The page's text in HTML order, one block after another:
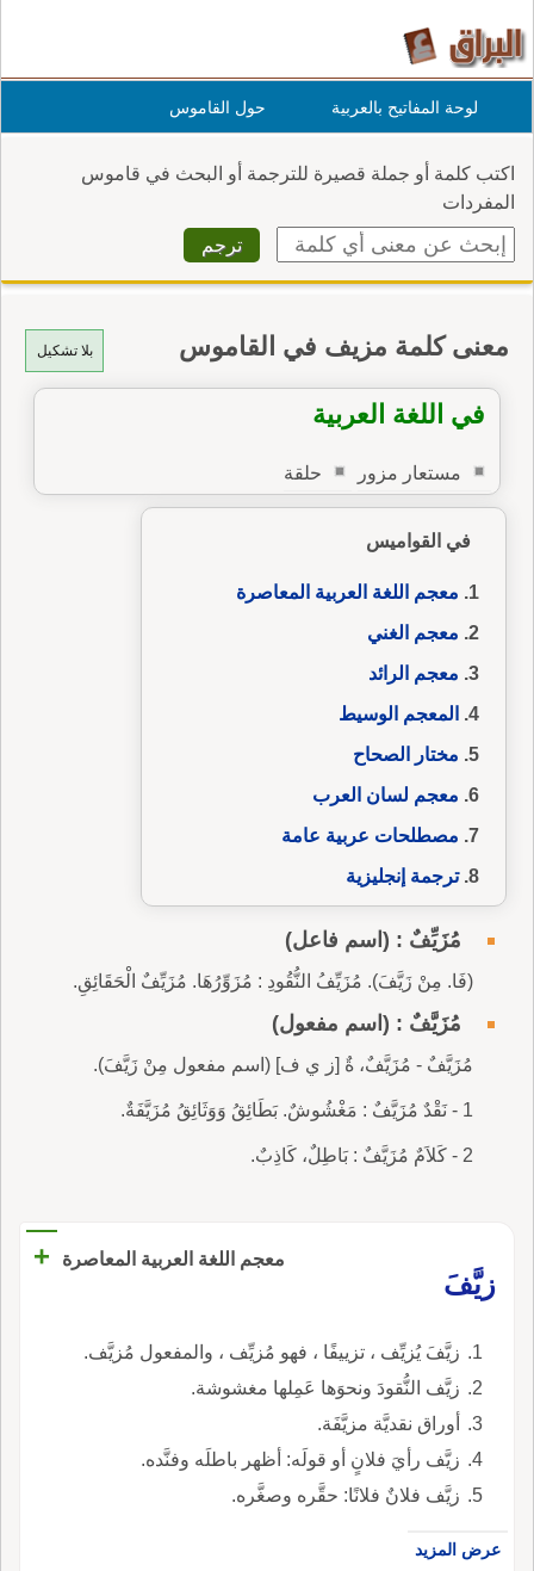
لوحة المفاتيح بالعربية حول القاموس
اكتب كلمة أو جملة قصيرة للترجمة أو البحث في قاموس
المفردات
بلا تشكيل معنى كلمة مزيف في القاموس
في اللغة العربية
مستعار مزور حلقة
في القواميس
معجم اللغة العربية المعاصرة
معجم الغني
معجم الرائد
المعجم الوسيط
مختار الصحاح
معجم لسان العرب
مصطلحات عربية عامة
ترجمة إنجليزية
مُزَيِّفٌ : (اسم فاعل)
(فَا. مِنْ زَيَّفَ). مُزَيِّفُ النُّقُودِ : مُزَوِّرُهَا. مُزَيِّفٌ الْحَقَائِقِ.
مُزَيَّفٌ : (اسم مفعول)
مُزَيَّفٌ - مُزَيَّفٌ، ةٌ [ز ي ف] (اسم مفعول مِنْ زَيَّفَ).
1 - نَقْدٌ مُزَيَّفٌ : مَغْشُوشٌ. بَطَائِقُ وَوَثَائِقُ مُزَيَّفَةٌ.
2 - كَلاَمٌ مُزَيَّفٌ : بَاطِلٌ، كَاذِبٌ.
معجم اللغة العربية المعاصرة
+
زيَّفَ
زيَّفَ يُزيِّف ، تزييفًا ، فهو مُزيِّف ، والمفعول مُزيَّف.
زيَّف النُّقودَ ونحوَها عَمِلها مغشوشة.
أوراق نقديَّة مزيَّفَة.
زيَّف رأيَ فلانٍ أو قولَه: أظهر باطلَه وفنَّده.
زيَّف فلانٌ فلانًا: حقَّره وصغَّره.
عرض المزيد